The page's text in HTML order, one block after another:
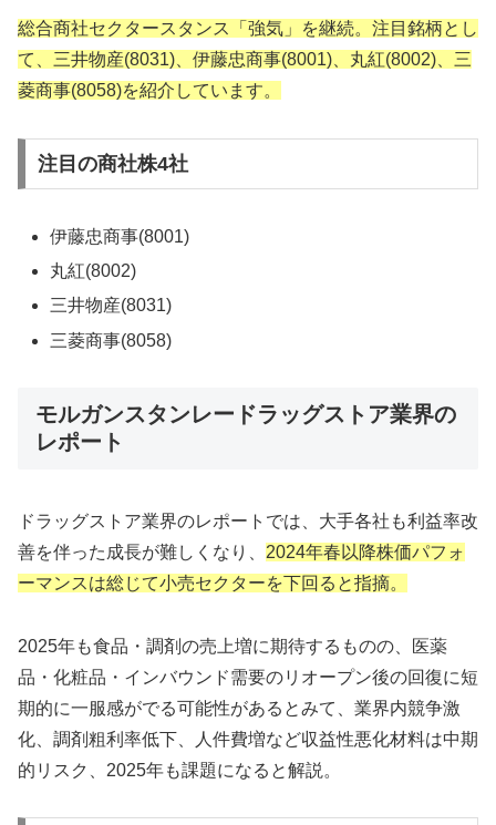
総合商社セクタースタンス「強気」を継続。注目銘柄とし
て、三井物産(8031)、伊藤忠商事(8001)、丸紅(8002)、三
菱商事(8058)を紹介しています。
注目の商社株4社
伊藤忠商事(8001)
丸紅(8002)
三井物産(8031)
三菱商事(8058)
モルガンスタンレードラッグストア業界の
レポート
ドラッグストア業界のレポートでは、大手各社も利益率改
善を伴った成長が難しくなり、 2024年春以降株価パフォ
ーマンスは総じて小売セクターを下回ると指摘。
2025年も食品・調剤の売上増に期待するものの、医薬
品・化粧品・インバウンド需要のリオープン後の回復に短
期的に一服感がでる可能性があるとみて、業界内競争激
化、調剤粗利率低下、人件費増など収益性悪化材料は中期
的リスク、2025年も課題になると解説。